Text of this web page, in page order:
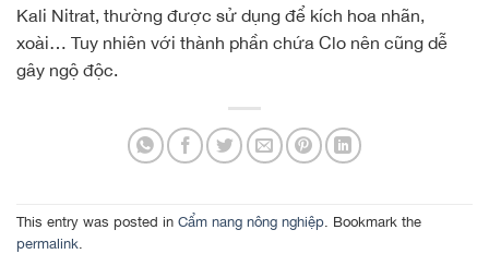
Kali Nitrat, thường được sử dụng để kích hoa nhãn,
xoài… Tuy nhiên với thành phần chứa Clo nên cũng dễ
gây ngộ độc.
This entry was posted in Cẩm nang nông nghiệp. Bookmark the
permalink.